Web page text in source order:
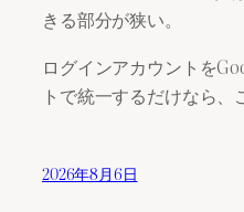
きる部分が狭い。
ログインアカウントを
トで統一するだけなら、
2026年8月6日